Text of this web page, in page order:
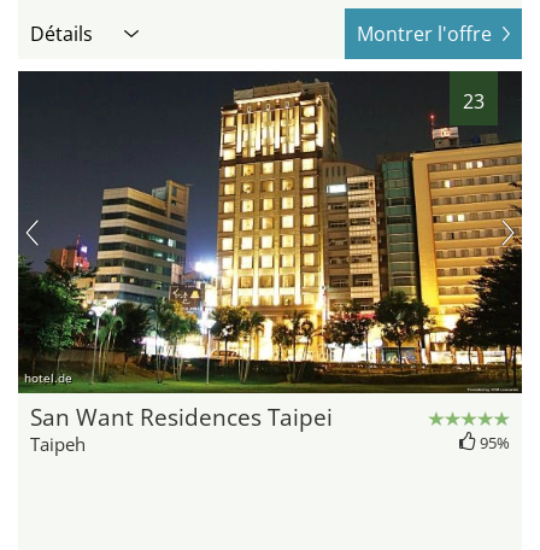
Détails Montrer l'offre
23
hotel.de
San Want Residences Taipei
Taipeh 95%